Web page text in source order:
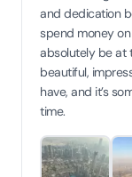
and dedication
spend money
absolutely be at
beautiful,
have, and it’s
time.